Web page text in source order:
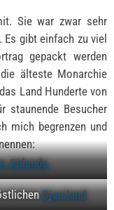
Sie war zwar sehr
Es gibt einfach zu viel
gepackt werden
älteste Monarchie
Land Hunderte von
staunende Besucher
mich begrenzen und
Jütlands.
Djursland